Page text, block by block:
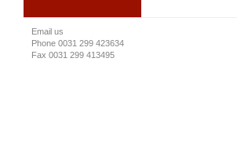
Email us
Phone 0031 299 423634
Fax 0031 299 413495